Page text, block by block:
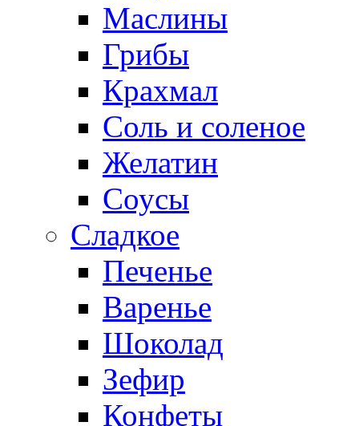
Маслины
Грибы
Крахмал
Соль и соленое
Желатин
Соусы
Сладкое
Печенье
Варенье
Шоколад
Зефир
Конфеты